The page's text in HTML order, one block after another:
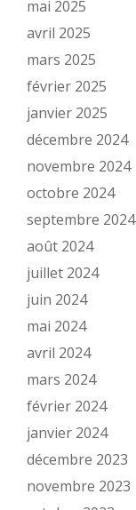
mai 2025
avril 2025
mars 2025
février 2025
janvier 2025
décembre 2024
novembre 2024
octobre 2024
septembre 2024
août 2024
juillet 2024
juin 2024
mai 2024
avril 2024
mars 2024
février 2024
janvier 2024
décembre 2023
novembre 2023